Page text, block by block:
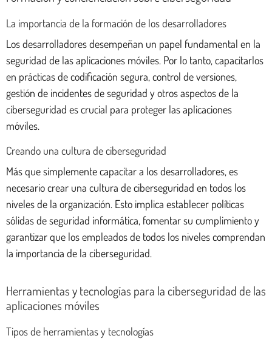
La importancia de la formación de los desarrolladores
Los desarrolladores desempeñan un papel fundamental en la
seguridad de las aplicaciones móviles. Por lo tanto, capacitarlos
en prácticas de codificación segura, control de versiones,
gestión de incidentes de seguridad y otros aspectos de la
ciberseguridad es crucial para proteger las aplicaciones
móviles.
Creando una cultura de ciberseguridad
Más que simplemente capacitar a los desarrolladores, es
necesario crear una cultura de ciberseguridad en todos los
niveles de la organización. Esto implica establecer políticas
sólidas de seguridad informática, fomentar su cumplimiento y
garantizar que los empleados de todos los niveles comprendan
la importancia de la ciberseguridad.
Herramientas y tecnologías para la ciberseguridad de las
aplicaciones móviles
Tipos de herramientas y tecnologías